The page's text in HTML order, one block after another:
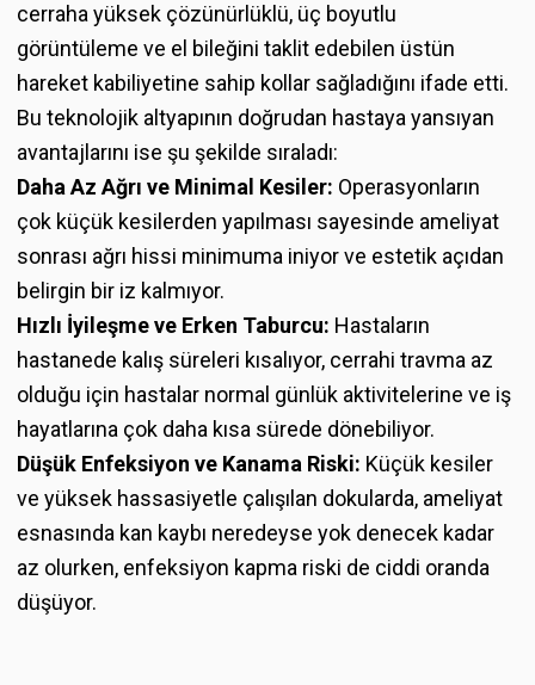
cerraha yüksek çözünürlüklü, üç boyutlu
görüntüleme ve el bileğini taklit edebilen üstün
hareket kabiliyetine sahip kollar sağladığını ifade etti.
Bu teknolojik altyapının doğrudan hastaya yansıyan
avantajlarını ise şu şekilde sıraladı:
Daha Az Ağrı ve Minimal Kesiler: Operasyonların
çok küçük kesilerden yapılması sayesinde ameliyat
sonrası ağrı hissi minimuma iniyor ve estetik açıdan
belirgin bir iz kalmıyor.
Hızlı İyileşme ve Erken Taburcu: Hastaların
hastanede kalış süreleri kısalıyor, cerrahi travma az
olduğu için hastalar normal günlük aktivitelerine ve iş
hayatlarına çok daha kısa sürede dönebiliyor.
Düşük Enfeksiyon ve Kanama Riski: Küçük kesiler
ve yüksek hassasiyetle çalışılan dokularda, ameliyat
esnasında kan kaybı neredeyse yok denecek kadar
az olurken, enfeksiyon kapma riski de ciddi oranda
düşüyor.